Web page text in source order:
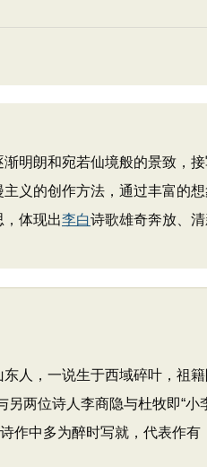
明朗和宛若仙境般的景致，
义的创作方法，通过丰富的
体现出李白诗歌雄奇奔放、清
人，一说生于西域碎叶，祖
两位诗人李商隐与杜牧即“小
作中多为醉时写就，代表作有